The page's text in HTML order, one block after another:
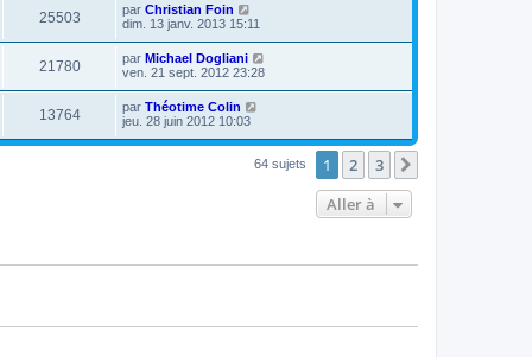
25503 par Christian Foin
dim. 13 janv. 2013 15:11
21780 par Michael Dogliani
ven. 21 sept. 2012 23:28
13764 par Théotime Colin
jeu. 28 juin 2012 10:03
64 sujets 1 2 3
Aller à